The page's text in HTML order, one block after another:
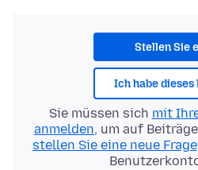
Stellen Sie
Ich habe dieses
Sie müssen sich mit
anmelden, um auf
stellen Sie eine neue Frage